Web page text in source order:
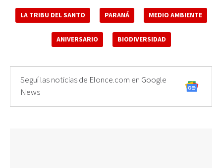
LA TRIBU DEL SANTO PARANÁ MEDIO AMBIENTE
ANIVERSARIO BIODIVERSIDAD
Seguí las noticias de Elonce.com en Google
News